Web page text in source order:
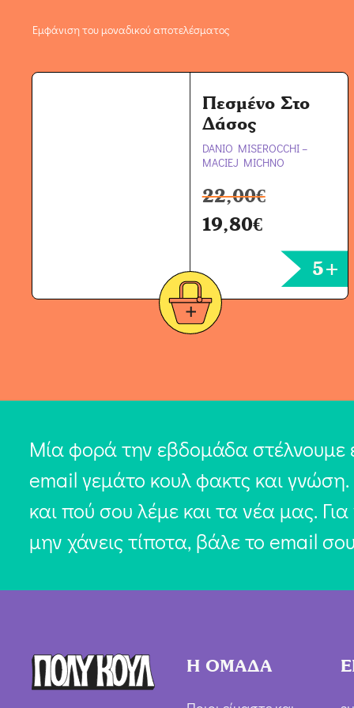
Εμφάνιση του μοναδικού αποτελέσματος
Πεσμένο Στο
Δάσος
DANIO MISEROCCHI –
MACIEJ MICHNO
22,00€
19,80€
5+
Μία φορά την εβδομάδα στέλνουμε
email γεμάτο κουλ φακτς και
και πού σου λέμε και τα νέα μας.
μην χάνεις τίποτα, βάλε το email
Η ΟΜΑΔΑ